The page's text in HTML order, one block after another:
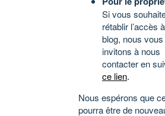
Si vous
rétablir l’accès
blog, nous vous
invitons à nous
contacter en
ce lien.
Nous espérons que
pourra être de